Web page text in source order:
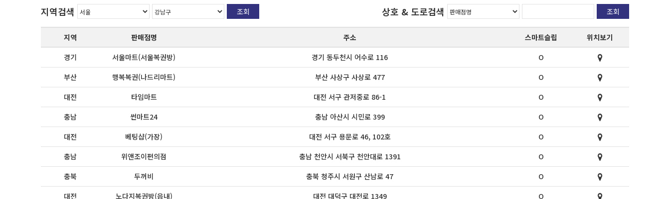
지역검색 조회 상호 & 도로검색 조회
지역 판매점명 주소 스마트슬립
위치보기
경기
서울마트(서울복권방) 경기 동두천시 어수로 116
O
부산
행복복권(나드리마트) 부산 사상구 사상로 477
O
대전
타임마트 대전 서구 관저중로 86-1
O
충남
썬마트24 충남 아산시 시민로 399
O
대전
베팅샵(가장) 대전 서구 용문로 46, 102호
O
충남
위앤조이편의점 충남 천안시 서북구 천안대로 1391
O
충북
두꺼비 충북 청주시 서원구 산남로 47
O
대전
노다지복권방(읍내) 대전 대덕구 대전로 1349
O